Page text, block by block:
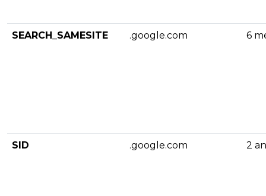
SEARCH_SAMESITE .google.com 6
SID .google.com 2